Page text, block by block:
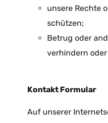
unsere Rechte
schützen;
Betrug oder
verhindern
Kontakt Formular
Auf unserer